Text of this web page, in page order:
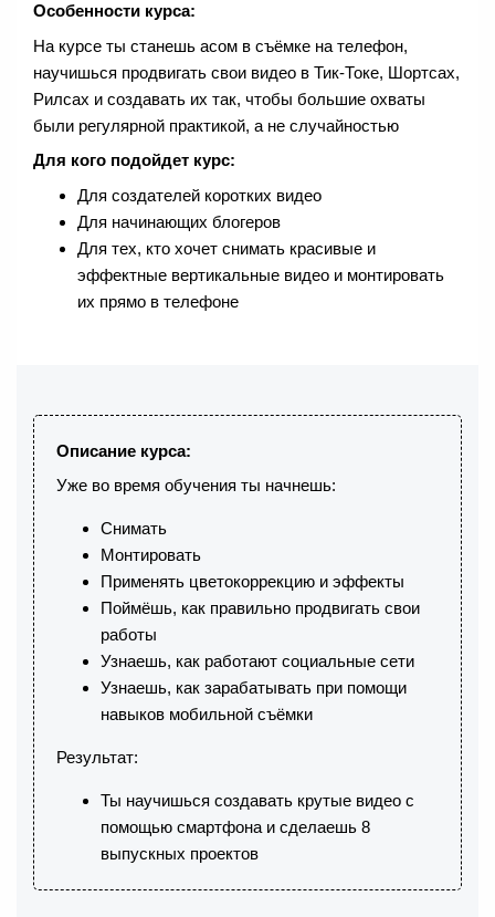
Особенности курса:
На курсе ты станешь асом в съёмке на телефон,
научишься продвигать свои видео в Тик-Токе, Шортсах,
Рилсах и создавать их так, чтобы большие охваты
были регулярной практикой, а не случайностью
Для кого подойдет курс:
Для создателей коротких видео
Для начинающих блогеров
Для тех, кто хочет снимать красивые и
эффектные вертикальные видео и монтировать
их прямо в телефоне
Описание курса:
Уже во время обучения ты начнешь:
Снимать
Монтировать
Применять цветокоррекцию и эффекты
Поймёшь, как правильно продвигать свои
работы
Узнаешь, как работают социальные сети
Узнаешь, как зарабатывать при помощи
навыков мобильной съёмки
Результат:
Ты научишься создавать крутые видео с
помощью смартфона и сделаешь 8
выпускных проектов